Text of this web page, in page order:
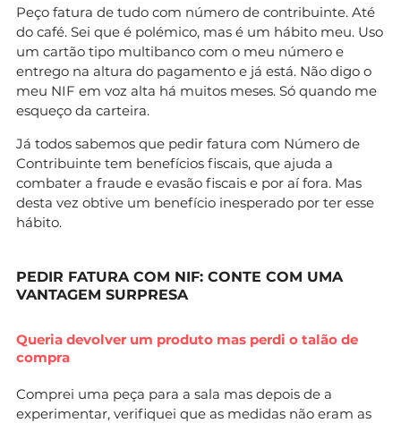
Peço fatura de tudo com número de contribuinte. Até
do café. Sei que é polémico, mas é um hábito meu. Uso
um cartão tipo multibanco com o meu número e
entrego na altura do pagamento e já está. Não digo o
meu NIF em voz alta há muitos meses. Só quando me
esqueço da carteira.
Já todos sabemos que pedir fatura com Número de
Contribuinte tem benefícios fiscais, que ajuda a
combater a fraude e evasão fiscais e por aí fora. Mas
desta vez obtive um benefício inesperado por ter esse
hábito.
PEDIR FATURA COM NIF: CONTE COM UMA
VANTAGEM SURPRESA
Queria devolver um produto mas perdi o talão de
compra
Comprei uma peça para a sala mas depois de a
experimentar, verifiquei que as medidas não eram as